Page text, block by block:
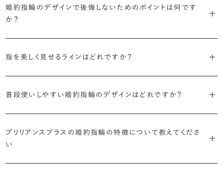
えたデザイン。愛らしい雰囲気が楽しめます。
るという点でも人気があります。
ン。手元にしっかりと存在感を添えてくれます。
華やかなデザインをお好みの方から非常に人気です。
す。
絞り、次にアームのフォルム（ストレート／ウェーブ／V字）と素材（プ
・年齢を重ねても似合うリングを目指す
・着用シーンを想像して選ぶ
日常的に身に着けたいのか、お出かけの時だけ身に着けたいのか
婚約指輪のデザインで後悔しないためのポイントは何です
か？
は実物を指に着けて見え方を確かめることです。
までじっくりと試着していただけます。
ショールームで婚約指輪を試着する
指を美しく見せるラインはどれですか？
見えやすいと言われています。
てきます。ぜひ、所要時間30秒のブリリアンスプラスオリジナル診断を
活用して、ご自身にぴったりのラインを探してみてください。
普段使いしやすい婚約指輪のデザインはどれですか？
なります。ブリリアンスプラスでは、普段の生活の中でも婚約指輪を楽
しく身に着けていただけるよう、全てのデザインが高さを抑えて作られ
プリリアンスプラスの婚約指輪の特徴について教えてくださ
い